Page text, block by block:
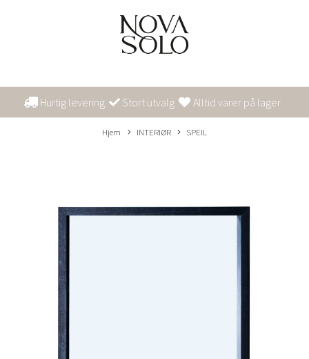
Hurtig levering Stort utvalg Alltid varer på lager
Hjem INTERIØR SPEIL